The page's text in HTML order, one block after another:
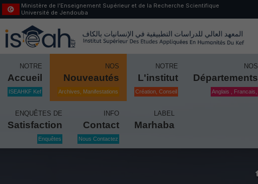
Ministère de l’Enseignement Supérieur et de la Recherche Scientifique
Université de Jendouba
NOTRE
Accueil
ISEAHKF Kef
NOS
Nouveautés
Archives, Manifestations
NOTRE
L'institut
Création, Conseil
NOS
Départements
Anglais , Francais,
ENQUÊTES DE
Satisfaction
Enquêtes
INFO
Contact
Nous Contactez
LABEL
Marhaba